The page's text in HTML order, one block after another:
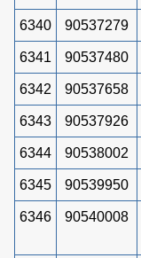
6340 90537279
6341 90537480
6342 90537658
6343 90537926
6344 90538002
6345 90539950
6346 90540008